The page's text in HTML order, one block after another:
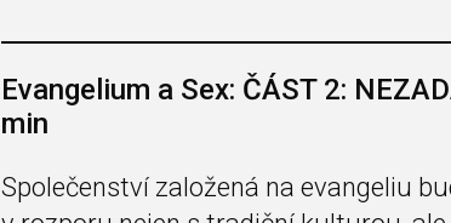
Evangelium a Sex: ČÁST 2:
min
Společenství založená na evangeliu